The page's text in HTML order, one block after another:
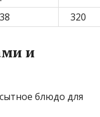
38 320
и
блюдо для